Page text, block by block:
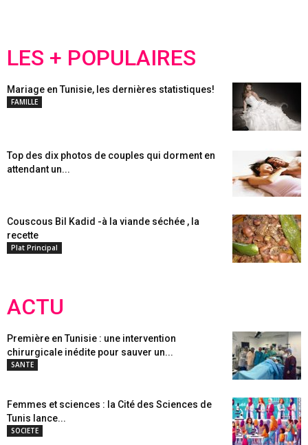
LES + POPULAIRES
Mariage en Tunisie, les dernières statistiques!
FAMILLE
Top des dix photos de couples qui dorment en
attendant un...
Couscous Bil Kadid -à la viande séchée , la
recette
Plat Principal
ACTU
Première en Tunisie : une intervention
chirurgicale inédite pour sauver un...
SANTE
Femmes et sciences : la Cité des Sciences de
Tunis lance...
SOCIETE